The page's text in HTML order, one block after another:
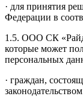
· для принятия
Федерации в
1.5. ООО СК
которые может
персональных
· граждан,